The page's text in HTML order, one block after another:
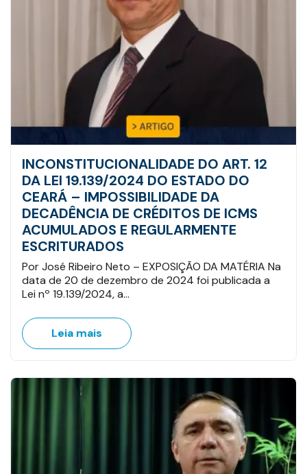
INCONSTITUCIONALIDADE DO ART. 12
DA LEI 19.139/2024 DO ESTADO DO
CEARÁ – IMPOSSIBILIDADE DA
DECADÊNCIA DE CRÉDITOS DE ICMS
ACUMULADOS E REGULARMENTE
ESCRITURADOS
Por José Ribeiro Neto – EXPOSIÇÃO DA MATÉRIA Na
data de 20 de dezembro de 2024 foi publicada a
Lei nº 19.139/2024, a…
Leia mais